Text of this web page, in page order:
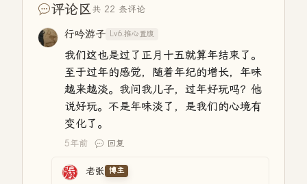
评论区共 22 条评论
行吟游子 Lv6.推心置腹
我们这也是过了正月十五就算年结束了。
至于过年的感觉，随着年纪的增长，年味
越来越淡。我问我儿子，过年好玩吗？他
说好玩。不是年味淡了，是我们的心境有
变化了。
5年前 回复
老张 博主